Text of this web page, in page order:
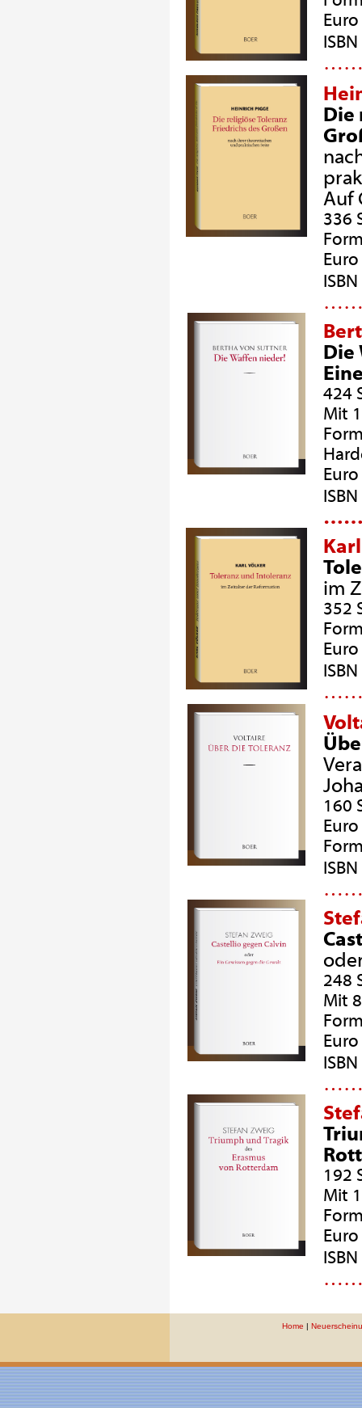
Die
Auf
336
Die
424
Mit
im
352
160
248
Mit
192
Mit
Home |